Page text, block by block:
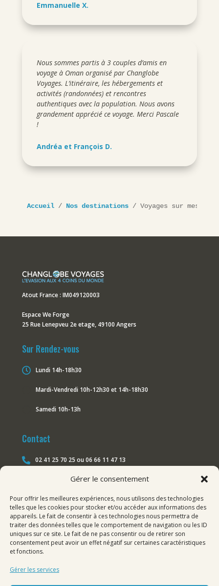
Gérer le consentement
Pour offrir les meilleures expériences, nous utilisons des technologies
telles que les cookies pour stocker et/ou accéder aux informations des
appareils. Le fait de consentir à ces technologies nous permettra de
traiter des données telles que le comportement de navigation ou les ID
uniques sur ce site. Le fait de ne pas consentir ou de retirer son
consentement peut avoir un effet négatif sur certaines caractéristiques
et fonctions.
Gérer les services
Emmanuelle X.
Nous sommes partis à 3 couples d’amis en
voyage à Oman organisé par Changlobe
Voyages. L’itinéraire, les hébergements et
activités (randonnées) et rencontres
authentiques avec la population. Nous avons
grandement apprécié ce voyage. Merci Pascale
!
Andréa et François D.
Accueil / Nos destinations / Voyages sur mesure
Atout France : IM049120003
Espace We Forge
25 Rue Lenepveu 2e etage, 49100 Angers
Sur Rendez-vous
 Lundi 14h-18h30
Mardi-Vendredi 10h-12h30 et 14h-18h30
Samedi 10h-13h
Contact
 02 41 25 70 25 ou 06 66 11 47 13
changoangers@gmail.com
Nous suivre sur les réseaux
Facebook
 Instagram
 LinkedIn